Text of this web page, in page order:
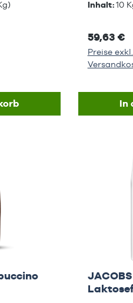
Inhalt:10
59,63 €
Preise
In